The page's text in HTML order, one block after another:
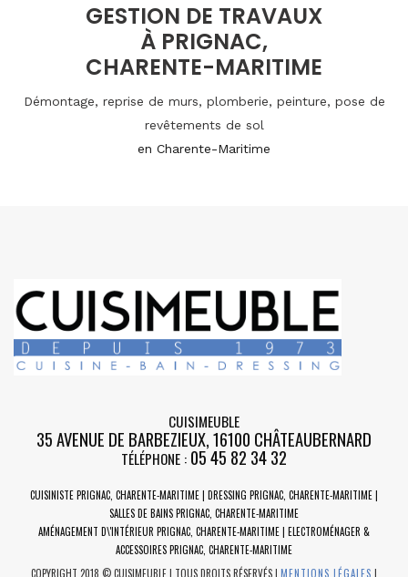
GESTION DE TRAVAUX
À PRIGNAC,
CHARENTE-MARITIME
Démontage, reprise de murs, plomberie, peinture, pose de
revêtements de sol
en Charente-Maritime
CUISIMEUBLE
35 AVENUE DE BARBEZIEUX,16100 CHÂTEAUBERNARD
TÉLÉPHONE : 05 45 82 34 32
CUISINISTE PRIGNAC, CHARENTE-MARITIME | DRESSING PRIGNAC, CHARENTE-MARITIME |
SALLES DE BAINS PRIGNAC, CHARENTE-MARITIME
AMÉNAGEMENT D\'INTÉRIEUR PRIGNAC, CHARENTE-MARITIME | ELECTROMÉNAGER &
ACCESSOIRES PRIGNAC, CHARENTE-MARITIME
COPYRIGHT 2018 © CUISIMEUBLE | TOUS DROITS RÉSERVÉS | MENTIONS LÉGALES |